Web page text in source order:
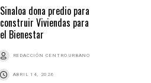
Sinaloa dona predio para
construir Viviendas para
el Bienestar
REDACCIÓN CENTRO URBANO
ABRIL 14, 2026